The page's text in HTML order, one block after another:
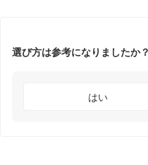
選び方は参考になりましたか？
はい